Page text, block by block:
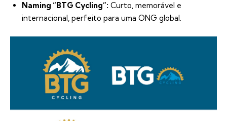
Naming “BTG Cycling”: Curto, memorável e
internacional, perfeito para uma ONG global.